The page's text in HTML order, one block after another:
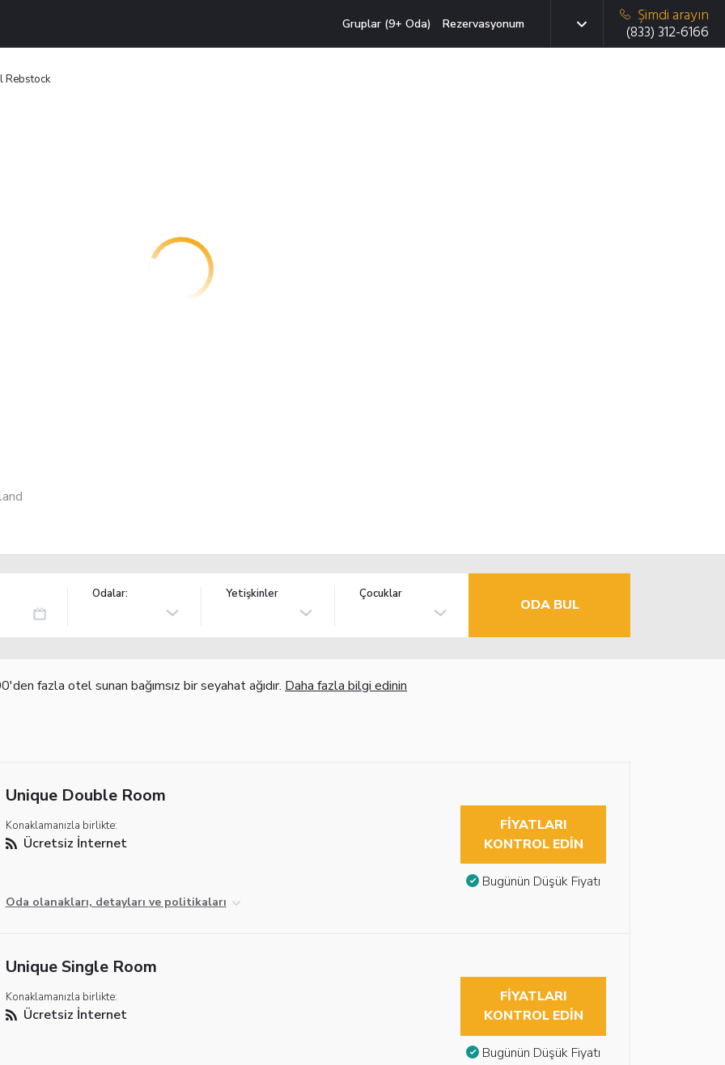
Gruplar (9+ Oda) Rezervasyonum
Şimdi arayın
(833) 312-6166
Rebstock
Odalar: Yetişkinler Çocuklar
ODA BUL
fazla otel sunan bağımsız bir seyahat ağıdır. Daha fazla bilgi edinin
Unique Double Room
Konaklamanızla birlikte:
Ücretsiz İnternet
Oda olanakları, detayları ve politikaları
FIYATLARI
KONTROL EDIN
Bugünün Düşük Fiyatı
Unique Single Room
Konaklamanızla birlikte:
Ücretsiz İnternet
FIYATLARI
KONTROL EDIN
Bugünün Düşük Fiyatı